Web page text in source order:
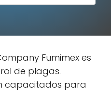
Fumimex es
de plagas.
capacitados para